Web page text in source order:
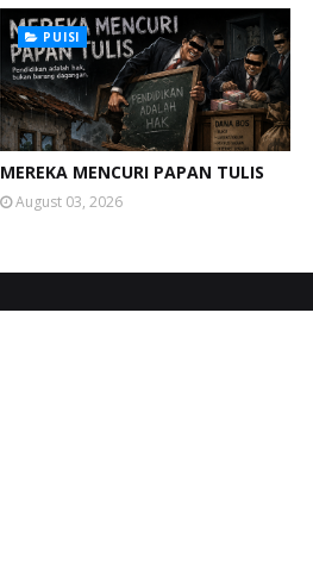
PUISI
MEREKA MENCURI PAPAN TULIS
August 03, 2026